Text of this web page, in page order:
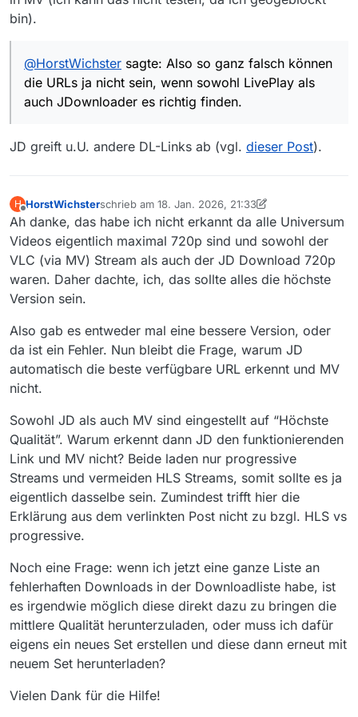
bin).
@HorstWichster sagte: Also so ganz falsch können
die URLs ja nicht sein, wenn sowohl LivePlay als
auch JDownloader es richtig finden.
JD greift u.U. andere DL-Links ab (vgl. dieser Post).
H
Offline
HorstWichsterschrieb am 18. Jan. 2026, 21:33
zuletzt editiert von HorstWichster
Ah danke, das habe ich nicht erkannt da alle Universum
Videos eigentlich maximal 720p sind und sowohl der
VLC (via MV) Stream als auch der JD Download 720p
waren. Daher dachte, ich, das sollte alles die höchste
Version sein.
Also gab es entweder mal eine bessere Version, oder
da ist ein Fehler. Nun bleibt die Frage, warum JD
automatisch die beste verfügbare URL erkennt und MV
nicht.
Sowohl JD als auch MV sind eingestellt auf “Höchste
Qualität”. Warum erkennt dann JD den funktionierenden
Link und MV nicht? Beide laden nur progressive
Streams und vermeiden HLS Streams, somit sollte es ja
eigentlich dasselbe sein. Zumindest trifft hier die
Erklärung aus dem verlinkten Post nicht zu bzgl. HLS vs
progressive.
Noch eine Frage: wenn ich jetzt eine ganze Liste an
fehlerhaften Downloads in der Downloadliste habe, ist
es irgendwie möglich diese direkt dazu zu bringen die
mittlere Qualität herunterzuladen, oder muss ich dafür
eigens ein neues Set erstellen und diese dann erneut mit
neuem Set herunterladen?
Vielen Dank für die Hilfe!